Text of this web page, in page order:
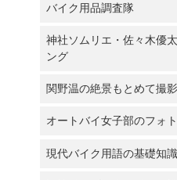
バイク用品調査隊
神社ソムリエ・佐々木優
ング
関野温の絶景もとめて撮
オートバイ女子部のフォ
現代バイク用語の基礎知識